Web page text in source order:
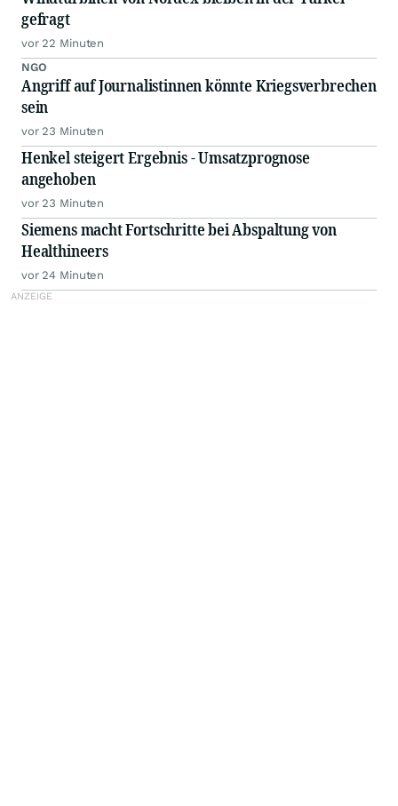
gefragt
vor 22 Minuten
NGO
Angriff auf Journalistinnen könnte Kriegsverbrechen
sein
vor 23 Minuten
Henkel steigert Ergebnis - Umsatzprognose
angehoben
vor 23 Minuten
Siemens macht Fortschritte bei Abspaltung von
Healthineers
vor 24 Minuten